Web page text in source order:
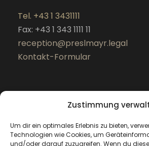
Zustimmung
Um dir ein optimales Erlebnis zu bieten,
Technologien wie Cookies, um
und/oder darauf zuzugreifen. Wenn du
Tel. +43 1 3431111
Fax: +43 1 343 1111 11
reception@preslmayr.legal
Kontakt-Formular